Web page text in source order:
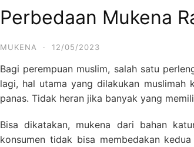
Perbedaan Mukena
MUKENA · 12/05/2023
Bagi perempuan muslim, salah satu
lagi, hal utama yang dilakukan
panas. Tidak heran jika banyak yang
Bisa dikatakan, mukena dari bahan
konsumen tidak bisa membedakan